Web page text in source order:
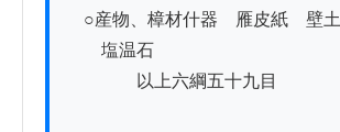
○産物、樟材什器　雁皮紙　壁
塩温石
以上六綱五十九目